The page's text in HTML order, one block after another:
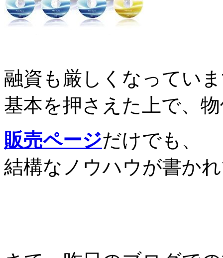
融資も厳しくなってい
基本を押さえた上で、
販売ページだけでも、
結構なノウハウが書か